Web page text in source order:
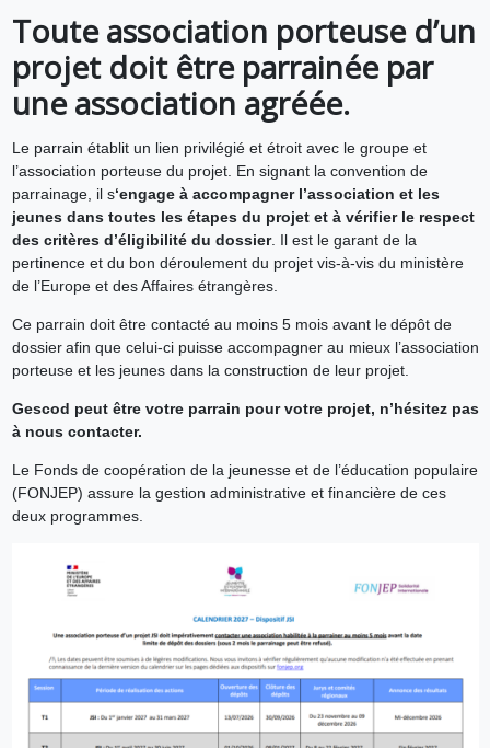
Toute association porteuse d’un
projet doit être parrainée par
une association agréée.
Le parrain établit un lien privilégié et étroit avec le groupe et
l’association porteuse du projet. En signant la convention de
parrainage, il s‘engage à accompagner l’association et les
jeunes dans toutes les étapes du projet et à vérifier le respect
des critères d’éligibilité du dossier. Il est le garant de la
pertinence et du bon déroulement du projet vis-à-vis du ministère
de l’Europe et des Affaires étrangères.
Ce parrain doit être contacté au moins 5 mois avant le dépôt de
dossier afin que celui-ci puisse accompagner au mieux l’association
porteuse et les jeunes dans la construction de leur projet.
Gescod peut être votre parrain pour votre projet, n’hésitez pas
à nous contacter.
Le Fonds de coopération de la jeunesse et de l’éducation populaire
(FONJEP) assure la gestion administrative et financière de ces
deux programmes.